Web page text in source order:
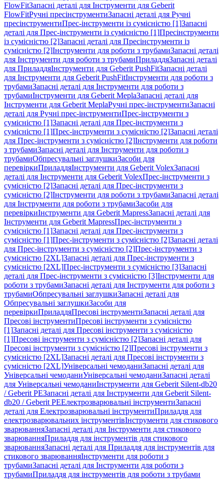
FlowFitЗапасні деталі для Інструменти для Geberit
FlowFitРучні пресінструментиЗапасні деталі для Ручні
пресінструментиПрес-інструменти із сумісністю [1]Запасні
деталі для Прес-інструменти із сумісністю [1]Пресінструменти
із сумісністю [2]Запасні деталі для Пресінструменти із
сумісністю [2]Інструменти для роботи з трубамиЗапасні деталі
для Інструменти для роботи з трубамиПриладдяЗапасні деталі
для ПриладдяІнструменти для Geberit PushFitЗапасні деталі
для Інструменти для Geberit PushFitІнструменти для роботи з
трубамиЗапасні деталі для Інструменти для роботи з
трубамиІнструменти для Geberit MeplaЗапасні деталі для
Інструменти для Geberit MeplaРучні прес-інструментиЗапасні
деталі для Ручні прес-інструментиПрес-інструменти з
сумісністю [1]Запасні деталі для Прес-інструменти з
сумісністю [1]Прес-інструменти з сумісністю [2]Запасні деталі
для Прес-інструменти з сумісністю [2]Інструменти для роботи
з трубамиЗапасні деталі для Інструменти для роботи з
трубамиОбпресувальні заглушкиЗасоби для
перевіркиПриладдяІнструменти для Geberit VolexЗапасні
деталі для Інструменти для Geberit VolexПрес-інструменти з
сумісністю [2]Запасні деталі для Прес-інструменти з
сумісністю [2]Інструменти для роботи з трубамиЗапасні деталі
для Інструменти для роботи з трубамиЗасоби для
перевіркиІнструменти для Geberit MapressЗапасні деталі для
Інструменти для Geberit MapressПрес-інструменти з
сумісністю [1]Запасні деталі для Прес-інструменти з
сумісністю [1]Прес-інструменти з сумісністю [2]Запасні деталі
для Прес-інструменти з сумісністю [2]Прес-інструменти з
сумісністю [2XL]Запасні деталі для Прес-інструменти з
сумісністю [2XL]Прес-інструменти з сумісністю [3]Запасні
деталі для Прес-інструменти з сумісністю [3]Інструменти для
роботи з трубамиЗапасні деталі для Інструменти для роботи з
трубамиОбпресувальні заглушкиЗапасні деталі для
Обпресувальні заглушкиЗасоби для
перевіркиПриладдяПресові інструментиЗапасні деталі для
Пресові інструментиПресові інструменти з сумісністю
[1]Запасні деталі для Пресові інструменти з сумісністю
[1]Пресові інструменти з сумісністю [2]Запасні деталі для
Пресові інструменти з сумісністю [2]Пресові інструменти з
сумісністю [2XL]Запасні деталі для Пресові інструменти з
сумісністю [2XL]Універсальні чемоданиЗапасні деталі для
Універсальні чемоданиУніверсальні чемоданиЗапасні деталі
для Універсальні чемоданиІнструменти для Geberit Silent-db20
/ Geberit PEЗапасні деталі для Інструменти для Geberit Silent-
db20 / Geberit PEЕлектрозварювальні інструментиЗапасні
деталі для Електрозварювальні інструментиПриладдя для
електрозварювальних інструментівІнструменти для стикового
зварюванняЗапасні деталі для Інструменти для стикового
зварюванняПриладдя для інструментів для стикового
зварюванняЗапасні деталі для Приладдя для інструментів для
стикового зварюванняІнструменти для роботи з
трубамиЗапасні деталі для Інструменти для роботи з
трубамиПриладдя для інструментів для роботи з трубами